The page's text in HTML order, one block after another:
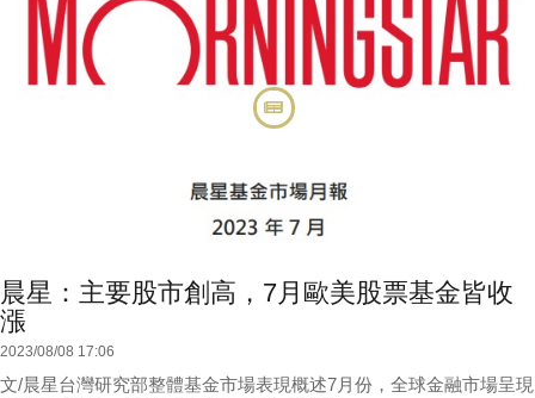
晨星：主要股市創高，7月歐美股票基金皆收
漲
2023/08/08 17:06
文/晨星台灣研究部整體基金市場表現概述7月份，全球金融市場呈現